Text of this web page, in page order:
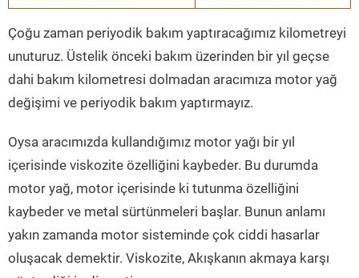
Çoğu zaman periyodik bakım yaptıracağımız kilometreyi
unuturuz. Üstelik önceki bakım üzerinden bir yıl geçse
dahi bakım kilometresi dolmadan aracımıza motor yağ
değişimi ve periyodik bakım yaptırmayız.
Oysa aracımızda kullandığımız motor yağı bir yıl
içerisinde viskozite özelliğini kaybeder. Bu durumda
motor yağ, motor içerisinde ki tutunma özelliğini
kaybeder ve metal sürtünmeleri başlar. Bunun anlamı
yakın zamanda motor sisteminde çok ciddi hasarlar
oluşacak demektir. Viskozite, Akışkanın akmaya karşı